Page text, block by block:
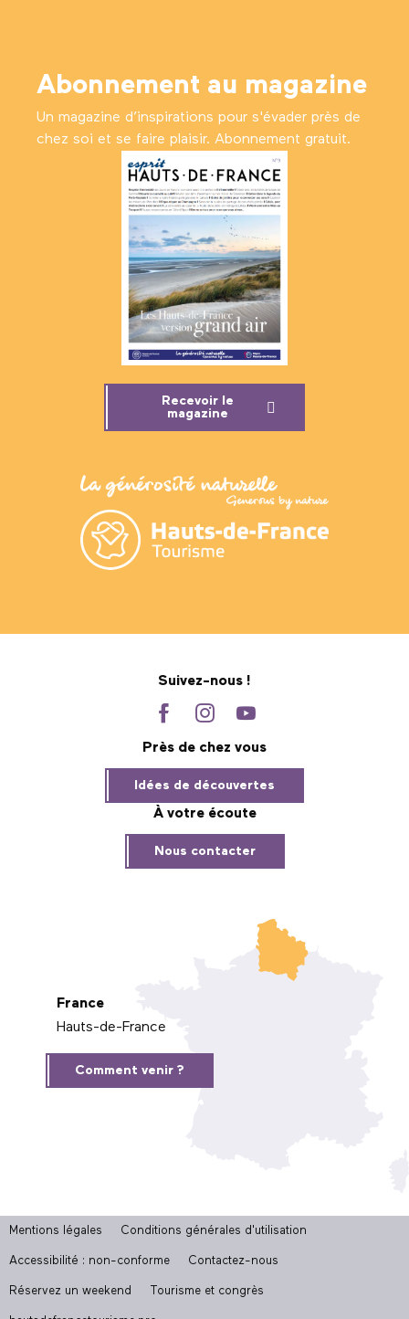
Abonnement au magazine
Un magazine d’inspirations pour s'évader près de
chez soi et se faire plaisir. Abonnement gratuit.
Recevoir le
magazine
Suivez-nous !
Près de chez vous
Idées de découvertes
À votre écoute
Nous contacter
France
Hauts-de-France
Comment venir ?
Mentions légales Conditions générales d'utilisation
Accessibilité : non-conforme Contactez-nous
Réservez un weekend Tourisme et congrès